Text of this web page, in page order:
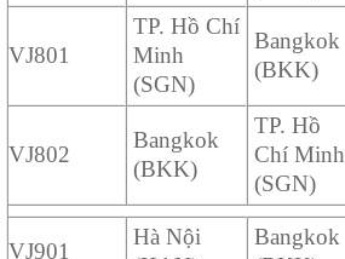
VJ801
TP. Hồ Chí
Minh
(SGN)
Bangkok
(BKK)
VJ802
Bangkok
(BKK)
TP. Hồ
Chí Minh
(SGN)
VJ901
Hà Nội
Bangkok